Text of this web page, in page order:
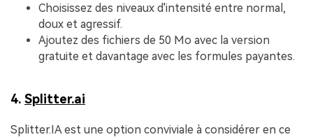
Choisissez des niveaux d'intensité entre normal,
doux et agressif.
Ajoutez des fichiers de 50 Mo avec la version
gratuite et davantage avec les formules payantes.
4. Splitter.ai
Splitter.IA est une option conviviale à considérer en ce